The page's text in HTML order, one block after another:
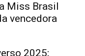
Miss Brasil
vencedora
2025;